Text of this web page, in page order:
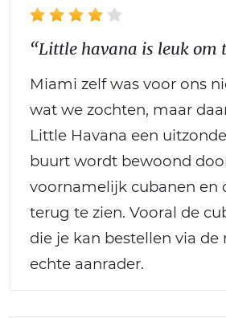
“Little havana is leuk om
Miami zelf was voor ons
wat we zochten, maar
Little Havana een
buurt wordt bewoond
voornamelijk cubanen en
terug te zien. Vooral de
die je kan bestellen via de
echte aanrader.